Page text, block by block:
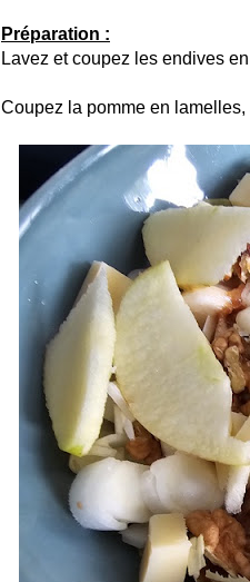
Préparation :
Lavez et coupez les endives
Coupez la pomme en